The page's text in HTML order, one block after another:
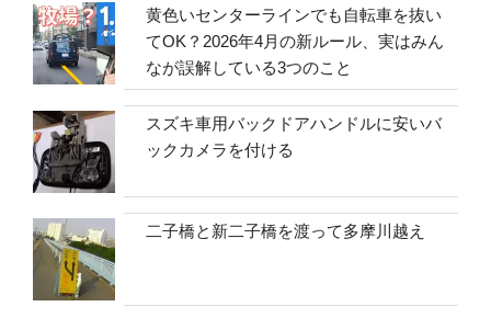
黄色いセンターラインでも自転車を抜い
てOK？2026年4月の新ルール、実はみん
なが誤解している3つのこと
スズキ車用バックドアハンドルに安いバ
ックカメラを付ける
二子橋と新二子橋を渡って多摩川越え